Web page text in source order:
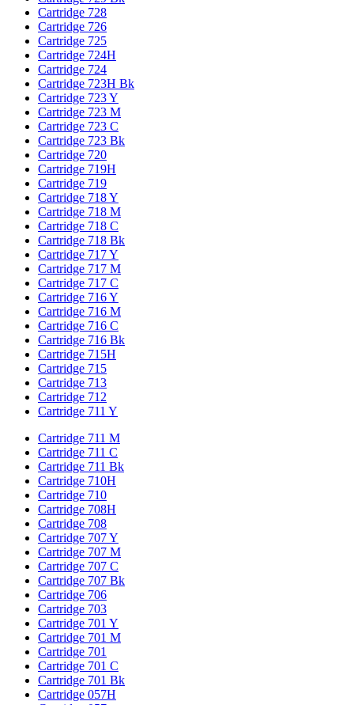
Cartridge 728
Cartridge 726
Cartridge 725
Cartridge 724H
Cartridge 724
Cartridge 723H Bk
Cartridge 723 Y
Cartridge 723 M
Cartridge 723 C
Cartridge 723 Bk
Cartridge 720
Cartridge 719H
Cartridge 719
Cartridge 718 Y
Cartridge 718 M
Cartridge 718 C
Cartridge 718 Bk
Cartridge 717 Y
Cartridge 717 M
Cartridge 717 C
Cartridge 716 Y
Cartridge 716 M
Cartridge 716 C
Cartridge 716 Bk
Cartridge 715H
Cartridge 715
Cartridge 713
Cartridge 712
Cartridge 711 Y
Cartridge 711 M
Cartridge 711 C
Cartridge 711 Bk
Cartridge 710H
Cartridge 710
Cartridge 708H
Cartridge 708
Cartridge 707 Y
Cartridge 707 M
Cartridge 707 C
Cartridge 707 Bk
Cartridge 706
Cartridge 703
Cartridge 701 Y
Cartridge 701 M
Cartridge 701
Cartridge 701 C
Cartridge 701 Bk
Cartridge 057H